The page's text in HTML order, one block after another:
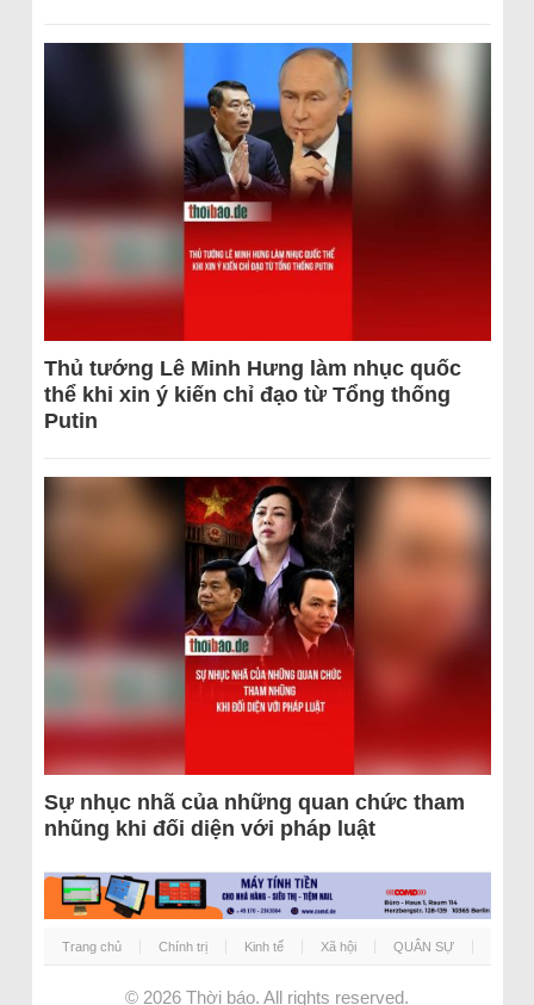
Thủ tướng Lê Minh Hưng làm nhục quốc
thể khi xin ý kiến chỉ đạo từ Tổng thống
Putin
Sự nhục nhã của những quan chức tham
nhũng khi đối diện với pháp luật
Trang chủ Chính trị Kinh tế Xã hội QUÂN SỰ
© 2026 Thời báo. All rights reserved.